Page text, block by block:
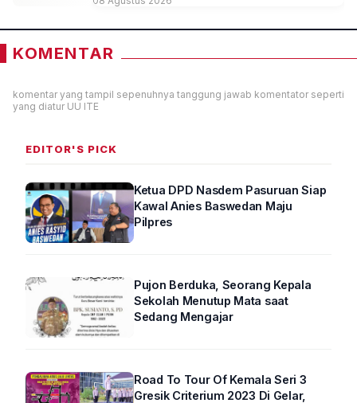
KOMENTAR
komentar yang tampil sepenuhnya tanggung jawab komentator seperti
yang diatur UU ITE
EDITOR'S PICK
Ketua DPD Nasdem Pasuruan Siap
Kawal Anies Baswedan Maju
Pilpres
Pujon Berduka, Seorang Kepala
Sekolah Menutup Mata saat
Sedang Mengajar
Road To Tour Of Kemala Seri 3
Gresik Criterium 2023 Di Gelar,